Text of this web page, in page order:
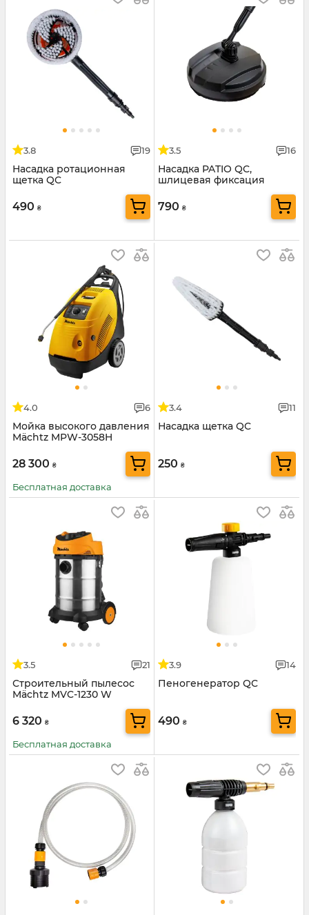
3.8 19
Насадка ротационная
щетка QC
490 ₴
3.5 16
Насадка PATIO QC,
шлицевая фиксация
790 ₴
4.0 6
Мойка высокого давления
Mächtz MPW-3058H
28 300 ₴
Бесплатная доставка
3.4 11
Насадка щетка QC
250 ₴
3.5 21
Строительный пылесос
Mächtz MVC-1230 W
6 320 ₴
Бесплатная доставка
3.9 14
Пеногенератор QC
490 ₴